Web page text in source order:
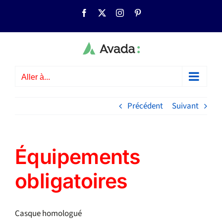
contenu
Facebook Instagram
Aller à...
Précédent Suivant
Équipements
obligatoires
Casque homologué